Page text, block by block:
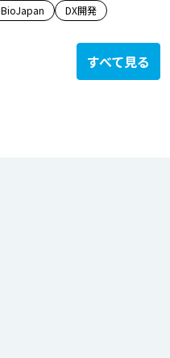
BioJapan
DX開発
すべて見る